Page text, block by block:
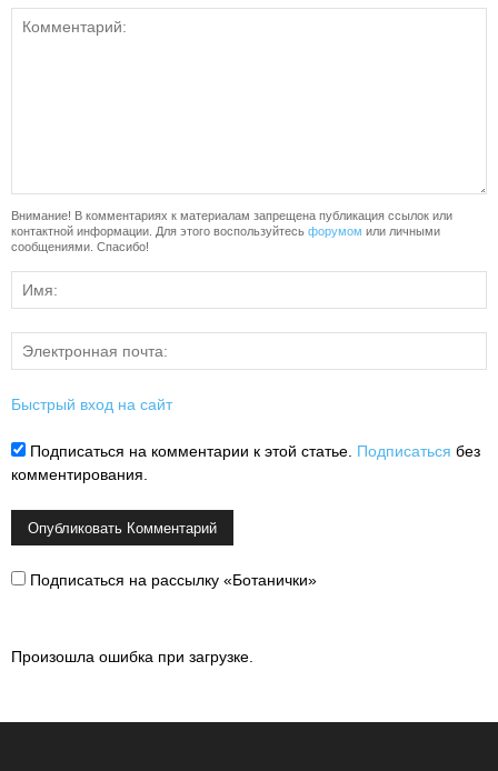
Внимание! В комментариях к материалам запрещена публикация ссылок или
контактной информации. Для этого воспользуйтесь форумом или личными
сообщениями. Спасибо!
Быстрый вход на сайт
Подписаться на комментарии к этой статье. Подписаться без
комментирования.
Подписаться на рассылку «Ботанички»
Произошла ошибка при загрузке.